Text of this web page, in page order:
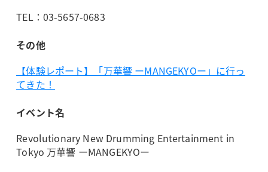
TEL：03-5657-0683
その他
【体験レポート】「万華響 ーMANGEKYOー」に行っ
てきた！
イベント名
Revolutionary New Drumming Entertainment in
Tokyo 万華響 ーMANGEKYOー